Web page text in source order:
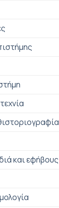
και εφήβους